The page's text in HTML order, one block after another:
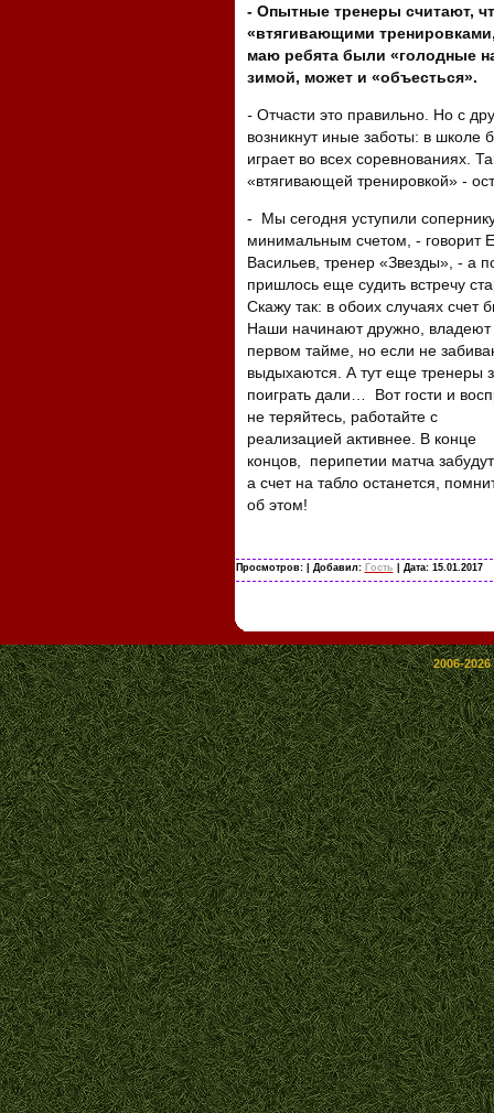
- Опытные тренеры считают,
«втягивающими
маю ребята были «голодные
зимой, может и «объесться».
- Отчасти это правильно. Но с
возникнут иные заботы: в школе
играет во всех соревнованиях.
«втягивающей тренировкой» -
- Мы сегодня уступили
минимальным счетом, - говорит
Васильев, тренер «Звезды», - а
пришлось еще судить встречу
Скажу так: в обоих случаях счет
Наши начинают дружно, владеют
первом тайме, но если не
выдыхаются. А тут еще тренеры
поиграть дали… Вот гости и
не теряйтесь, работайте с
реализацией активнее. В конце
концов, перипетии матча
а счет на табло останется,
об этом!
Просмотров: | Добавил: Гость | Дата: 15.01.2017
2006-